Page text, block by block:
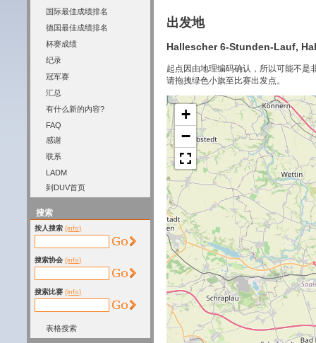
国际最佳成绩排名
德国最佳成绩排名
杯赛成绩
纪录
冠军赛
汇总
有什么新的内容?
FAQ
感谢
联系
LADM
到DUV首页
搜索
按人搜索 (info)
搜索协会 (info)
搜索比赛 (info)
表格搜索
出发地
Hallescher 6-Stunden-Lauf,
起点因由地理编码确认，所以可能不是
请拖拽绿色小旗至比赛出发点。
+
−